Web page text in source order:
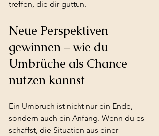
treffen, die dir guttun.
Neue Perspektiven
gewinnen – wie du
Umbrüche als Chance
nutzen kannst
Ein Umbruch ist nicht nur ein Ende,
sondern auch ein Anfang. Wenn du es
schaffst, die Situation aus einer